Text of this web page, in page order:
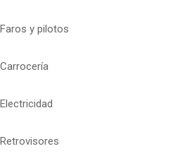
Faros y pilotos
Carrocería
Electricidad
Retrovisores